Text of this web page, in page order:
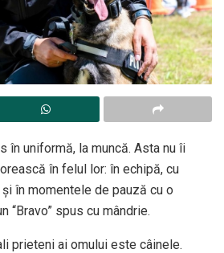
în uniformă, la muncă. Asta nu îi
în felul lor: în echipă, cu
în momentele de pauză cu o
“Bravo” spus cu mândrie.
prieteni ai omului este câinele.